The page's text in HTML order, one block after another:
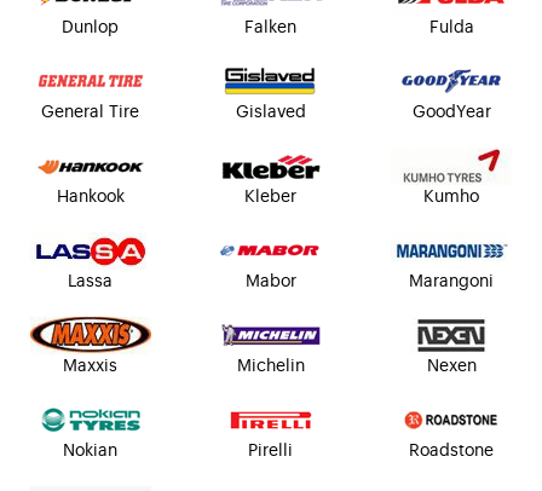
Dunlop Falken Fulda
General Tire Gislaved GoodYear
Hankook Kleber Kumho
Lassa Mabor Marangoni
Maxxis Michelin Nexen
Nokian Pirelli Roadstone